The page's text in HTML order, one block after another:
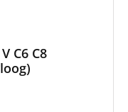
C6 C8